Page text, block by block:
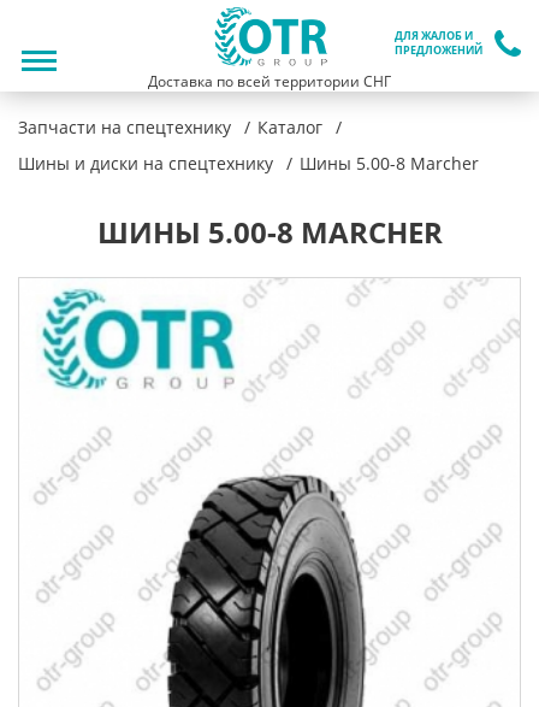
ДЛЯ ЖАЛОБ И
ПРЕДЛОЖЕНИЙ
Доставка по всей территории СНГ
Запчасти на спецтехнику
Каталог
Шины и диски на спецтехнику
Шины 5.00-8 Marcher
ШИНЫ 5.00-8 MARCHER